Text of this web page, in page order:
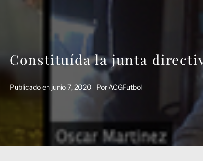
Constituída la junta
Publicado en junio 7, 2020 Por ACGFutbol